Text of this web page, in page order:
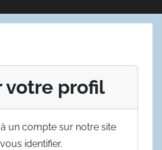
votre profil
un compte sur notre site
identifier.